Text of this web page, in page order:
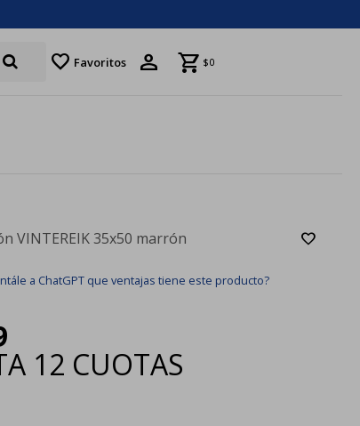
favorite Favoritos $0
VINTEREIK 35x50 marrón
a ChatGPT que ventajas tiene este producto?
12 CUOTAS